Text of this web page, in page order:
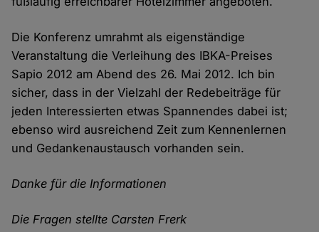
Die Konferenz umrahmt als eigenständige
Veranstaltung die Verleihung des IBKA-Preises
Sapio 2012 am Abend des 26. Mai 2012. Ich bin
sicher, dass in der Vielzahl der Redebeiträge für
jeden Interessierten etwas Spannendes dabei ist;
ebenso wird ausreichend Zeit zum Kennenlernen
und Gedankenaustausch vorhanden sein.
Danke für die Informationen
Die Fragen stellte Carsten Frerk